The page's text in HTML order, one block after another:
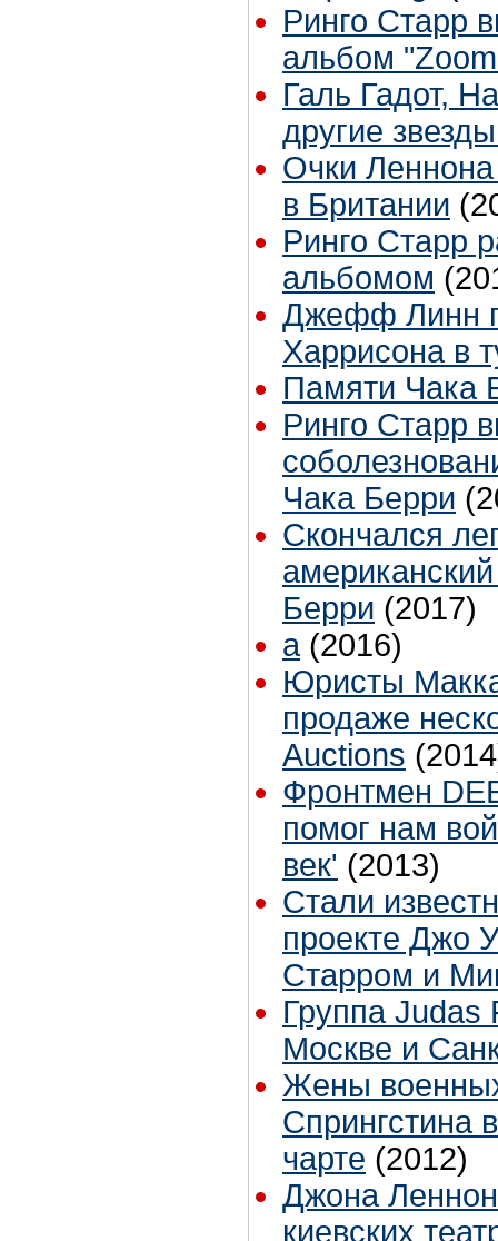
Ринго Старр
альбом
Галь Гадот,
другие
Очки
в Британии
Ринго Старр
альбомом
Джефф Линн
Харрисона в
Памяти Чака
Ринго Старр
Чака Берри
Cкончался
Берри (2017)
а (2016)
Юристы
продаже
Auctions
Фронтмен
помог нам
век' (2013)
Стали
проекте Джо
Старром и
Группа Judas
Москве и
Жены
Спрингстина
чарте (2012)
Джона
киевских